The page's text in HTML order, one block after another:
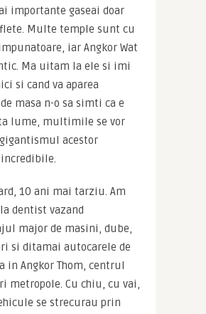
importante gaseai doar
Multe temple sunt cu
iar Angkor Wat
Ma uitam la ele si imi
si cand va aparea
masa n-o sa simti ca e
lume, multimile se vor
acestor
10 ani mai tarziu. Am
dentist vazand
major de masini, dube,
si ditamai autocarele de
in Angkor Thom, centrul
metropole. Cu chiu, cu vai,
se strecurau prin